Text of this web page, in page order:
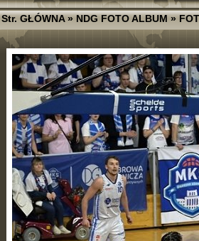
Str. GŁÓWNA»NDG FOTO ALBUM»